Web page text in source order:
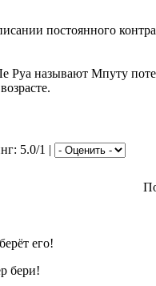
постоянного
называют Мпуту
5.0/1 |
его!
бери!